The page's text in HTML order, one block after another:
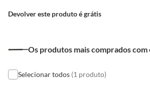
Modelo
Cor
Devolver este produto é grátis
O cliente poderá requerer a troca de produtos
obrigatória quando este produto apresentar vício,
Os produtos mais comprados
Selecionar todos (1 produto)